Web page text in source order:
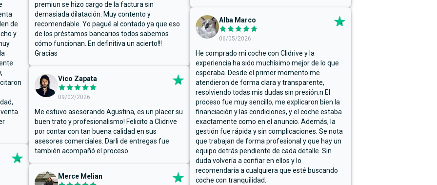
de
y
premiun se hizo cargo de la factura sin
demasiada dilatación. Muy contento y
recomendable. Yo pagué al contado ya que eso
de los préstamos bancarios todos sabemos
cómo funcionan. En definitiva un acierto!!!
Gracias
Vico Zapata
09/02/2026
Me estuvo asesorando Agustina, es un placer su
buen trato y profesionalismo! Felicito a Clidrive
por contar con tan buena calidad en sus
asesores comerciales. Darli de entregas fue
también acompañó el proceso
Merce Melian
Alba Marco
06/05/2026
He comprado mi coche con Clidrive y la
experiencia ha sido muchísimo mejor de lo que
esperaba. Desde el primer momento me
atendieron de forma clara y transparente,
resolviendo todas mis dudas sin presión.n El
proceso fue muy sencillo, me explicaron bien la
financiación y las condiciones, y el coche estaba
exactamente como en el anuncio. Además, la
gestión fue rápida y sin complicaciones. Se nota
que trabajan de forma profesional y que hay un
equipo detrás pendiente de cada detalle. Sin
duda volvería a confiar en ellos y lo
recomendaría a cualquiera que esté buscando
coche con tranquilidad.